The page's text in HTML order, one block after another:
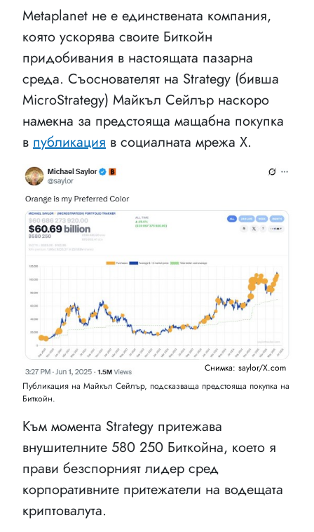
Metaplanet не е единствената компания,
която ускорява своите Биткойн
придобивания в настоящата пазарна
среда. Съоснователят на Strategy (бивша
MicroStrategy) Майкъл Сейлър наскоро
намекна за предстояща мащабна покупка
в публикация в социалната мрежа X.
Снимка: saylor/X.com
Публикация на Майкъл Сейлър, подсказваща предстояща покупка на
Биткойн.
Към момента Strategy притежава
внушителните 580 250 Биткойна, което я
прави безспорният лидер сред
корпоративните притежатели на водещата
криптовалута.